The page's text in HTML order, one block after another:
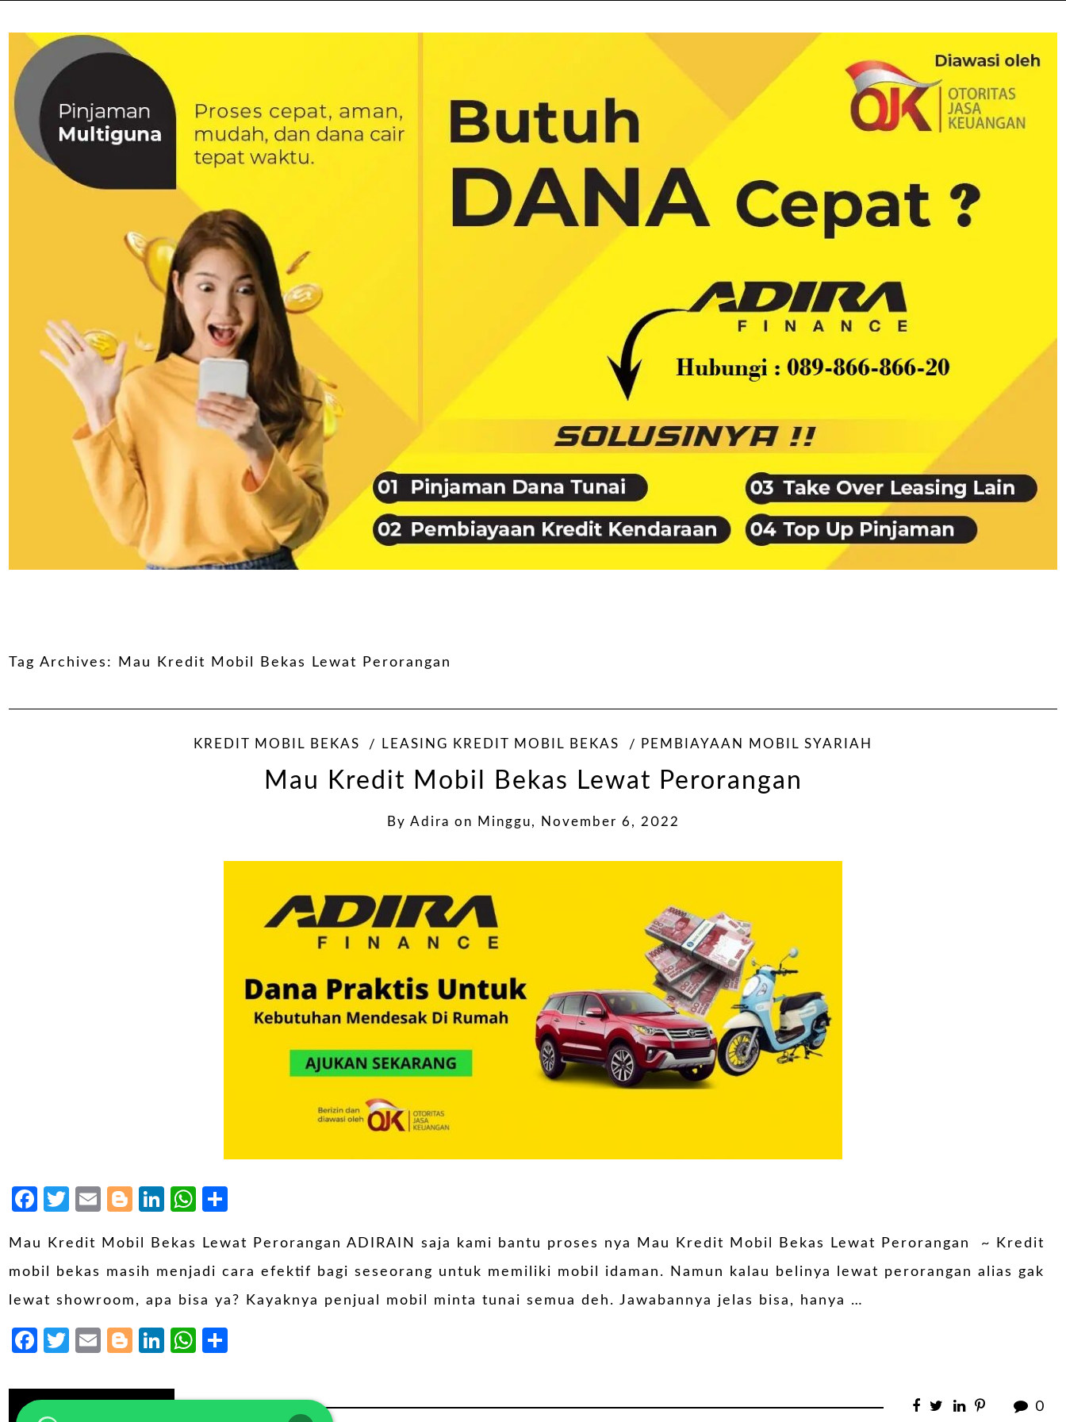
Tag Archives: Mau Kredit Mobil Bekas Lewat Perorangan
KREDIT MOBIL BEKAS LEASING KREDIT MOBIL BEKAS PEMBIAYAAN MOBIL SYARIAH
Mau Kredit Mobil Bekas Lewat Perorangan
By Adira on Minggu, November 6, 2022
Facebook
Twitter
EmailBlogger
LinkedIn
WhatsApp
Mau Kredit Mobil Bekas Lewat Perorangan ADIRAIN saja kami bantu proses nya Mau Kredit Mobil Bekas Lewat Perorangan ~ Kredit
mobil bekas masih menjadi cara efektif bagi seseorang untuk memiliki mobil idaman. Namun kalau belinya lewat perorangan alias gak
lewat showroom, apa bisa ya? Kayaknya penjual mobil minta tunai semua deh. Jawabannya jelas bisa, hanya …
Facebook
Twitter
EmailBlogger
LinkedIn
WhatsApp
Continue Reading 0